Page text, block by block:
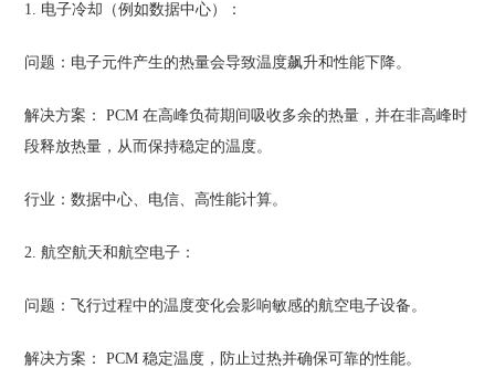
1. 电子冷却（例如数据中心）：
问题：电子元件产生的热量会导致温度飙升和性能下降。
解决方案： PCM 在高峰负荷期间吸收多余的热量，并在非高峰时
段释放热量，从而保持稳定的温度。
行业：数据中心、电信、高性能计算。
2. 航空航天和航空电子：
问题：飞行过程中的温度变化会影响敏感的航空电子设备。
解决方案： PCM 稳定温度，防止过热并确保可靠的性能。